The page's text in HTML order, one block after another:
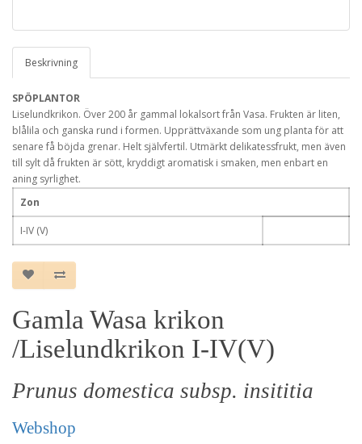
Beskrivning
SPÖPLANTOR
Liselundkrikon. Över 200 år gammal lokalsort från Vasa. Frukten är liten,
blålila och ganska rund i formen. Upprättväxande som ung planta för att
senare få böjda grenar. Helt självfertil. Utmärkt delikatessfrukt, men även
till sylt då frukten är sött, kryddigt aromatisk i smaken, men enbart en
aning syrlighet.
Zon
I-IV (V)
Gamla Wasa krikon
/Liselundkrikon I-IV(V)
Prunus domestica subsp. insititia
Webshop